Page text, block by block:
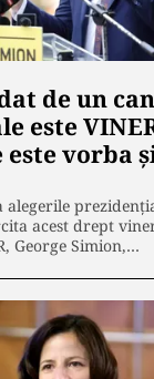
de un
este
este vorba
acest drept
George Simion,…